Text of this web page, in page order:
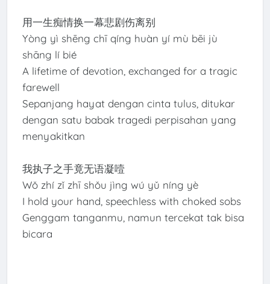
用一生痴情换一幕悲剧伤离别
Yòng yì shēng chī qíng huàn yí mù bēi jù
shāng lí bié
A lifetime of devotion, exchanged for a tragic
farewell
Sepanjang hayat dengan cinta tulus, ditukar
dengan satu babak tragedi perpisahan yang
menyakitkan
我执子之手竟无语凝噎
Wǒ zhí zǐ zhī shǒu jìng wú yǔ níng yè
I hold your hand, speechless with choked sobs
Genggam tanganmu, namun tercekat tak bisa
bicara